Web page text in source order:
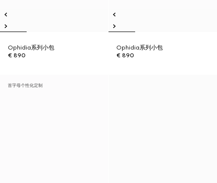
Ophidia系列小包
€ 890
Ophidia系列小包
€ 890
首字母个性化定制